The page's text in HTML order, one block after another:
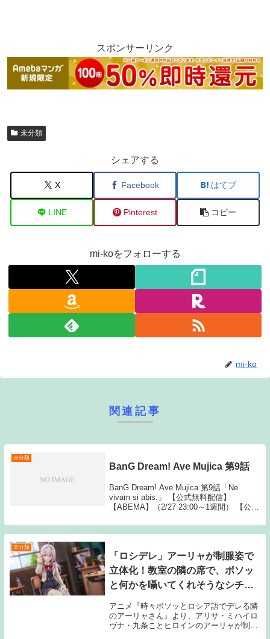
スポンサーリンク
未分類
シェアする
X Facebook はてブ
LINE Pinterest コピー
mi-koをフォローする
mi-ko
関連記事
未分類
BanG Dream! Ave Mujica 第9話
BanG Dream! Ave Mujica 第9話「Ne
vivam si abis.」 【公式無料配信】
【ABEMA】（2/27 23:00～1週間） 【公式
【ABEMA Source: N...
未分類
「ロシデレ」アーリャが制服姿で
立体化！教室の隣の席で、ボソッ
と何かを囁いてくれそうなシチュ
アニメ『時々ボソッとロシア語でデレる隣
のアーリャさん』より、アリサ・ミハイロ
ヴナ・九条ことヒロインのアーリャが制服